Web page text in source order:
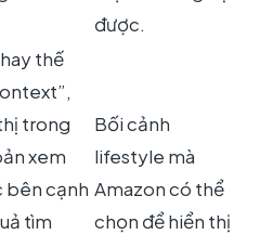
được.
thế
trong
xem
bên cạnh
tìm
Bối cảnh
lifestyle mà
Amazon có thể
chọn để hiển thị